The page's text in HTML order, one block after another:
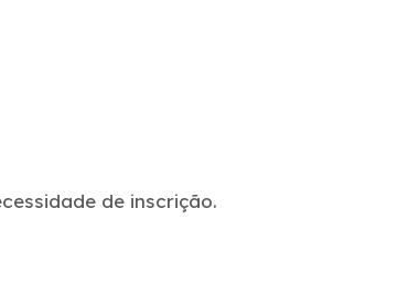
de inscrição.